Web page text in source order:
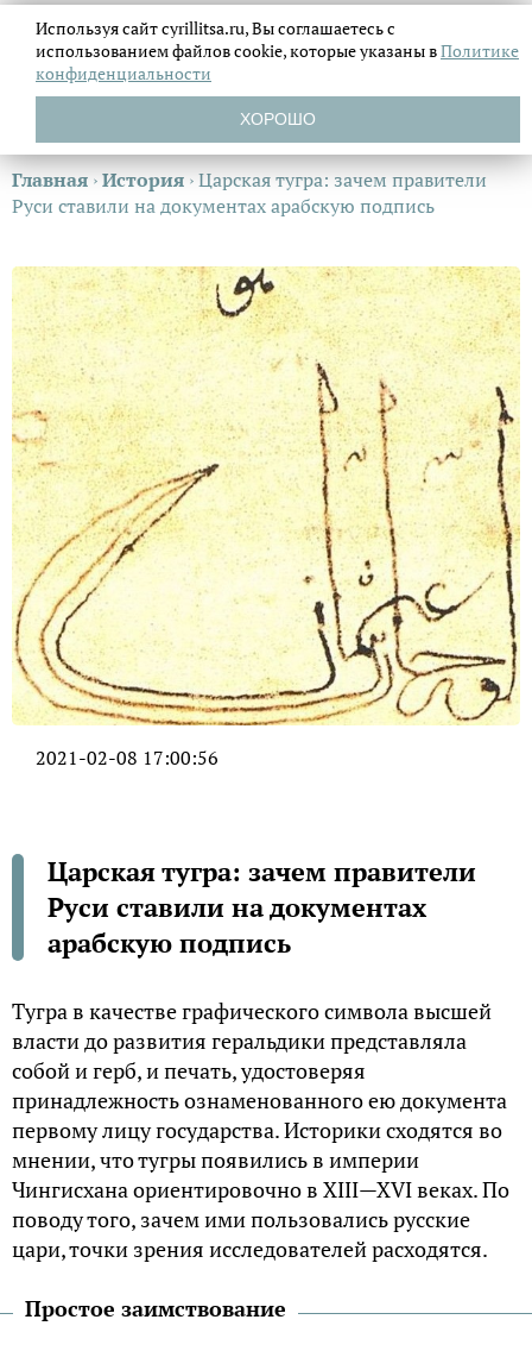
Главная ›История ›Царская тугра: зачем правители
Руси ставили на документах арабскую подпись
2021-02-08 17:00:56
Царская тугра: зачем правители
Руси ставили на документах
арабскую подпись
Тугра в качестве графического символа высшей
власти до развития геральдики представляла
собой и герб, и печать, удостоверяя
принадлежность ознаменованного ею документа
первому лицу государства. Историки сходятся во
мнении, что тугры появились в империи
Чингисхана ориентировочно в XIII—XVI веках. По
поводу того, зачем ими пользовались русские
цари, точки зрения исследователей расходятся.
Простое заимствование
Используя сайт cyrillitsa.ru, Вы соглашаетесь с
использованием файловcookie, которые указаны вПолитике
конфиденциальности
ХОРОШО